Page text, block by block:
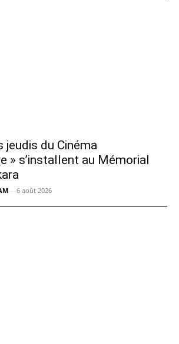
jeudis du Cinéma
» s’installent au Mémorial
- 6 août 2026